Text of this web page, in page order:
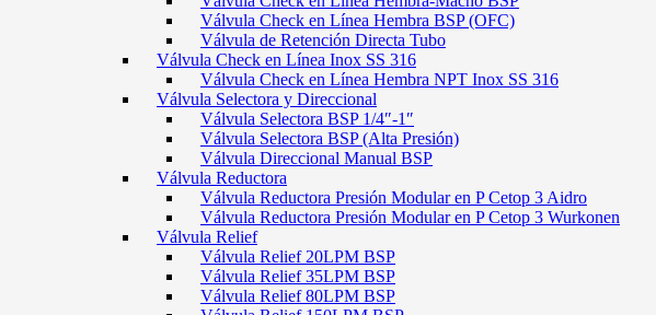
Válvula Check en Línea Hembra BSP (OFC)
Válvula de Retención Directa Tubo
Válvula Check en Línea Inox SS 316
Válvula Check en Línea Hembra NPT Inox SS 316
Válvula Selectora y Direccional
Válvula Selectora BSP 1/4″-1″
Válvula Selectora BSP (Alta Presión)
Válvula Direccional Manual BSP
Válvula Reductora
Válvula Reductora Presión Modular en P Cetop 3 Aidro
Válvula Reductora Presión Modular en P Cetop 3 Wurkonen
Válvula Relief
Válvula Relief 20LPM BSP
Válvula Relief 35LPM BSP
Válvula Relief 80LPM BSP